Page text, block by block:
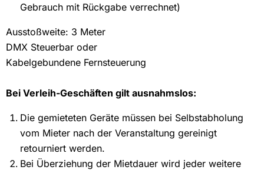
Gebrauch mit Rückgabe verrechnet)
Ausstoßweite: 3 Meter
DMX Steuerbar oder
Kabelgebundene Fernsteuerung
Bei Verleih-Geschäften gilt ausnahmslos:
Die gemieteten Geräte müssen bei Selbstabholung
vom Mieter nach der Veranstaltung gereinigt
retourniert werden.
Bei Überziehung der Mietdauer wird jeder weitere